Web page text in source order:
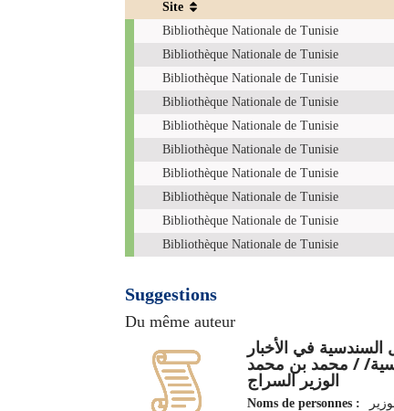
Exemplaires
Site
Bibliothèque Nationale de Tunisie
Bibliothèque Nationale de Tunisie
Bibliothèque Nationale de Tunisie
Bibliothèque Nationale de Tunisie
Bibliothèque Nationale de Tunisie
Bibliothèque Nationale de Tunisie
Bibliothèque Nationale de Tunisie
Bibliothèque Nationale de Tunisie
Bibliothèque Nationale de Tunisie
Bibliothèque Nationale de Tunisie
Suggestions
Du même auteur
السندسية في الأخبار
/ محمد بن محمد
الوزير السراج
Noms de personnes :